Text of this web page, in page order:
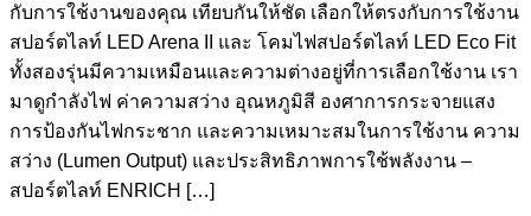
กับการใช้งานของคุณ เทียบกันให้ชัด เลือกให้ตรงกับการใช้งาน
สปอร์ตไลท์ LED Arena II และ โคมไฟสปอร์ตไลท์ LED Eco Fit
ทั้งสองรุ่นมีความเหมือนและความต่างอยู่ที่การเลือกใช้งาน เรา
มาดูกำลังไฟ ค่าความสว่าง อุณหภูมิสี องศาการกระจายแสง
การป้องกันไฟกระชาก และความเหมาะสมในการใช้งาน ความ
สว่าง (Lumen Output) และประสิทธิภาพการใช้พลังงาน –
สปอร์ตไลท์ ENRICH […]